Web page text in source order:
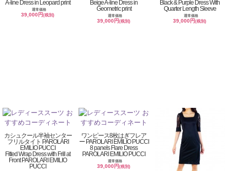
A-line Dress in Leopard print
通常価格
39,000円(税別)
Beige A-line Dress in
Geometric print
通常価格
39,000円(税別)
Black & Purple Dress With
Quarter Length Sleeve
通常価格
39,000円(税別)
カシュクール半袖センター
フリルタイト PAROLARI
EMILIO PUCCI
Fitted Wrap Dress with Frill at
Front PAROLARI EMILIO
PUCCI
ワンピース8枚はぎフレア
ー PAROLARI EMILIO PUCCI
8 panels Flare Dress
PAROLARI EMILIO PUCCI
通常価格
39,000円(税別)